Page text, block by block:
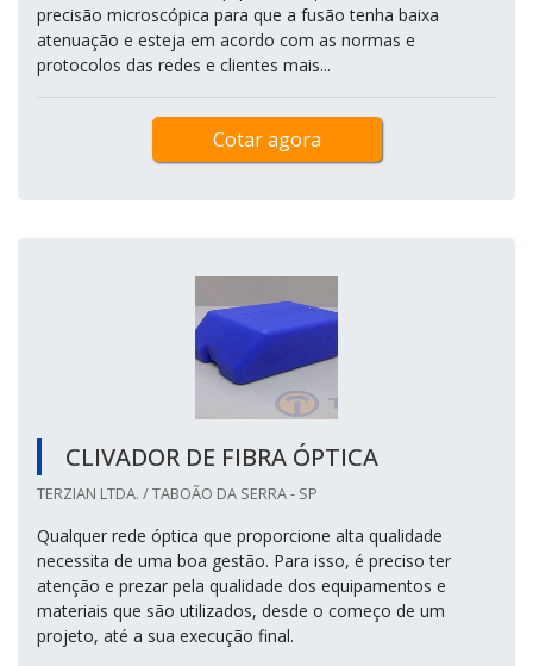
precisão microscópica para que a fusão tenha baixa
atenuação e esteja em acordo com as normas e
protocolos das redes e clientes mais...
Cotar agora
CLIVADOR DE FIBRA ÓPTICA
TERZIAN LTDA. / TABOÃO DA SERRA - SP
Qualquer rede óptica que proporcione alta qualidade
necessita de uma boa gestão. Para isso, é preciso ter
atenção e prezar pela qualidade dos equipamentos e
materiais que são utilizados, desde o começo de um
projeto, até a sua execução final.